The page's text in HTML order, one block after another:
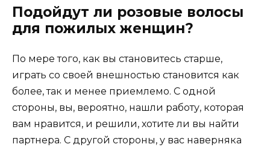
Подойдут ли розовые волосы
для пожилых женщин?
По мере того, как вы становитесь старше,
играть со своей внешностью становится как
более, так и менее приемлемо. С одной
стороны, вы, вероятно, нашли работу, которая
вам нравится, и решили, хотите ли вы найти
партнера. С другой стороны, у вас наверняка